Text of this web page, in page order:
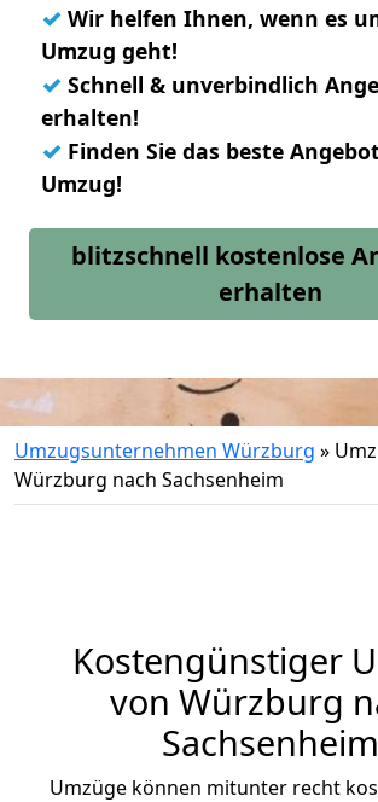
✓ Wir helfen Ihnen, wenn es
Umzug geht!
✓ Schnell & unverbindlich
erhalten!
✓ Finden Sie das beste
Umzug!
blitzschnell kostenlose
erhalten
Umzugsunternehmen Würzburg »
Würzburg nach Sachsenheim
Kostengünstiger
von Würzburg
Sachsenheim
Umzüge können mitunter recht